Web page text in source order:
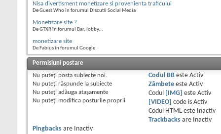
Nisa divertisment monetizare si provenienta traficului
De Guess Who în forumul Discutii Social Media
Monetizare site ?
De GTXR în forumul Bar, lobby...
monetizare site
De Fabius în forumul Google
Permisiuni postare
Nu puteţi posta subiecte noi.
Nu puteţi răspunde la subiecte
Nu puteţi adăuga ataşamente
Nu puteţi modifica posturile proprii
Codul BBeste Activ
Zâmbeteeste Activ
Codul
[IMG] este Activ
[VIDEO]
code is Activ
Codul HTML este
Inactiv
Trackbacksare
Inactiv
Pingbacks are
Inactiv